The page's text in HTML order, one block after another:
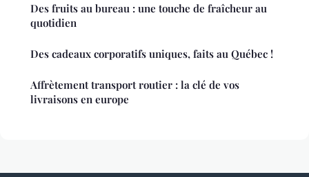
Des fruits au bureau : une touche de fraîcheur au
quotidien
Des cadeaux corporatifs uniques, faits au Québec !
Affrètement transport routier : la clé de vos
livraisons en europe